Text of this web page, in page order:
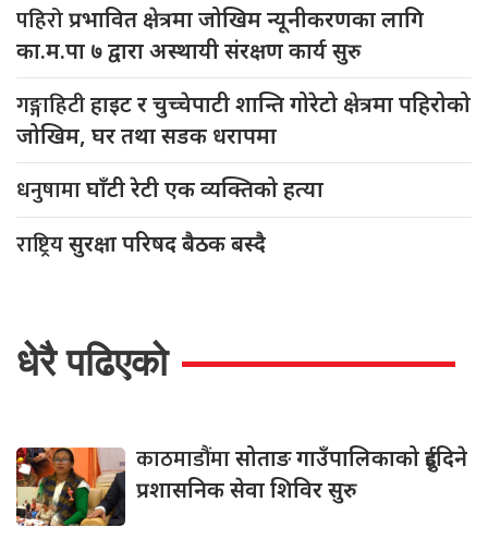
पहिरोप्रभावित क्षेत्रमा जोखिम न्यूनीकरणका लागि
का.म.पा ७ द्वारा अस्थायी संरक्षण कार्य सुरु
गङ्गाहिटीहाइट र चुच्चेपाटी शान्ति गोरेटो क्षेत्रमा पहिरोको
जोखिम, घर तथा सडक धरापमा
धनुषामाघाँटी रेटी एक व्यक्तिको हत्या
राष्ट्रियसुरक्षा परिषद बैठक बस्दै
धेरै पढिएको
काठमाडौंमासोताङ गाउँपालिकाको दुईदिने
प्रशासनिक सेवा शिविर सुरु